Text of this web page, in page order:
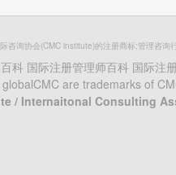
会(CMC institute)的注册商标;管理咨询行业公众普
科 国际注册管理师百科 国际注
are trademarks of
/ Internaitonal Consulting